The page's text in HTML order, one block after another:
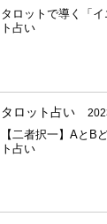
タロットで導く「
ト占い
タロット占い
【二者択一】AとB
ト占い